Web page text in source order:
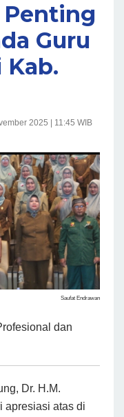
Penting
Guru
Kab.
2025 | 11:45 WIB
Saufat Endrawan
dan
Dr. H.M.
apresiasi atas di